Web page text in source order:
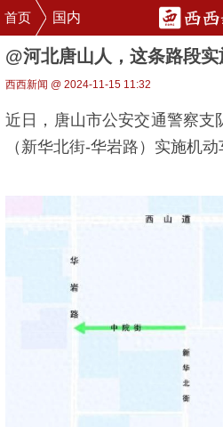
首页 国内
@河北唐山人，这条路段
西西新闻 @ 2024-11-15 11:32
近日，唐山市公安交通警察支
（新华北街-华岩路）实施机